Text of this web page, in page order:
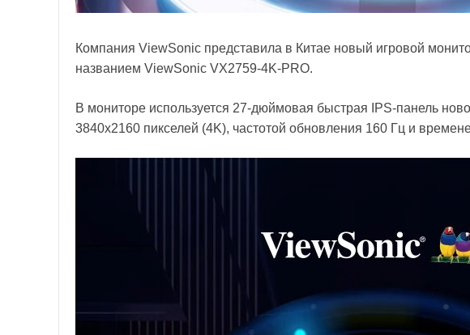
Компания ViewSonic представила в Китае новый игровой
названием ViewSonic VX2759-4K-PRO.
В мониторе используется 27-дюймовая быстрая IPS-панель
3840x2160 пикселей (4K), частотой обновления 160 Гц и